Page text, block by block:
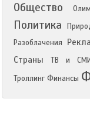
Общество
Политика
Разоблачения
Страны
ТВ и СМИ
Троллинг Финансы